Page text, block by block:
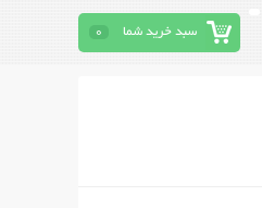
سبد خرید شما 0